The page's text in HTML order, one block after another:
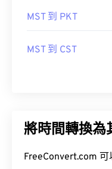
MST 到 PKT
MST 到 CST
將時間轉換為
FreeConvert.com